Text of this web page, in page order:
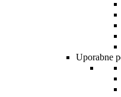
Uporabne